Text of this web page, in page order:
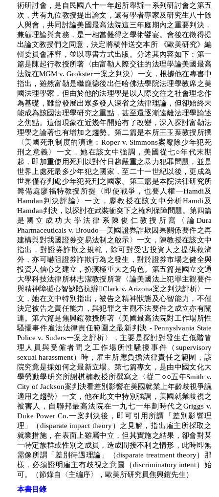
術研討會，是自民國八十一年起所舉辦一系列研討會之第五
次，共有九位教授提出論文，還有學者專家及研究生八十餘
人與會，共同討論美國最高法院這三年庭期內之重要判決，
兼顧理論與實務，是一相當難得之學術饗宴。會後在徵得提
出論文教授們之同意，決定將稿件送交本所 《歐美研究》編
輯委員會評審，並以專書方式出版。分述其內容如下：第一
篇是陳起行教授所著〈由富勒人際交往的法理學論美國最高
法院在MGM v. Grokster一案之判決〉一文，根據他在專書中
指出，雖然富勒是繼龐德後出任哈佛法學院法理學教席之美
國法理學家，但由於他的法理學是以人際交往之社會理念作
為基礎，雖曾發展出眾多發人深省之法律理論，但卻始終未
能成為該國法理學研究之重點，甚至還逐漸遠離法理學論述
之焦點。這個現象在近幾年開始有了改變，深入探討富勒法
理學之論著也有增加之趨勢。第二篇是本所王玉葉教授所撰
〈美國死刑制度的演進：Roper v. Simmons案廢除少年犯死
刑之意義〉一文，她在該文中強調，美國從七○年代末期
起，即加重使用死刑以對付日趨嚴重之暴力犯罪問題，並是
世界上處死最多少年犯之國家，至二十一世紀以後，更成為
世界僅存判處少年犯死刑之國家。第三篇是本院法律研究所
籌備處廖福特教授所提〈即使戰爭，也要人權—Hamdi及
Hamdan判決評論〉一文，廖教授在該文中分析Hamdi及
Hamdan判決，以探討在武裝衝突下之權利保障問題。第四篇
是國立成功大學法律系陳俊仁教授所寫〈論Dura
Pharmaceuticals v. Broudo—美國證券詐欺因果關係要件之再
建構與對我國證券交易法制之啟示〉一文，陳教授在該文中
指出，對證券詐欺之規範，除可對受害投資人之提供救濟
外，亦可嚇阻證券詐欺行為之發生，對於證券市場之健全與
投資人信心之建立，扮演極重大之角色。第五篇是國立交通
大學科技法律所林志潔教授所著〈論美國法上犯罪主觀要件
與精神障礙心智缺陷抗辯Clark v. Arizona案之判決評析〉一
文，她在文中特別指出，被告之精神狀態及心智能力，不僅
決定被告之責任能力，與犯罪之主觀不法要件之成立亦有關
連。第六篇是焦興鎧教授所著〈美國最高法院對工作場所性
騷擾事件雇法法律責任範圍之最新判決 - Pennyslvania State
Police v. Suders一案之評析〉，主要是探討對發生在低階管
理人員與受僱者間之工作場所性騷擾事件（supervisory
sexual harassment）時，雇主所應負擔法律責任之範圍，該
院究竟是採如何之最新立場。第七篇專文，是由中國文化大
學勞動學研究所謝棋楠教授所撰寫之〈從二○○五年Smith v.
City of Jackson案判決看差別影響在美國就業上年齡歧視爭議
適用之趨勢〉一文，他在此文中特別強調，美國就業歧視之
被害人，自聯邦最高法院在一九七一年劃時代之Griggs v.
Duke Power Co.一案判決後，即可引用所謂「差別影響理
理」（disparate impact theory）之見解，指出雇主所採取之
就業措施，在表面上雖屬中立，但其實施之結果，卻會對某
一特定族群或性別之成員，造成間接不利之情形，此時即無
需像所謂「差別待遇理論」（disparate treatment theory）那
樣，必須證明雇主有歧視之意圖（discriminatory intent）始
可。（節錄自〈主編序〉，歐美所研究員焦興鎧先生）
本書目錄